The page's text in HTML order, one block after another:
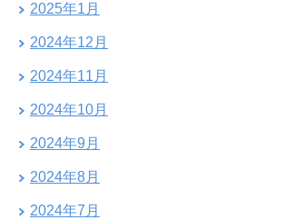
2025年1月
2024年12月
2024年11月
2024年10月
2024年9月
2024年8月
2024年7月